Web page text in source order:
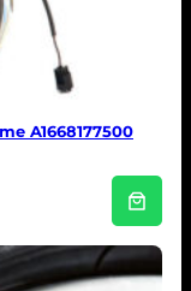
A1668177500